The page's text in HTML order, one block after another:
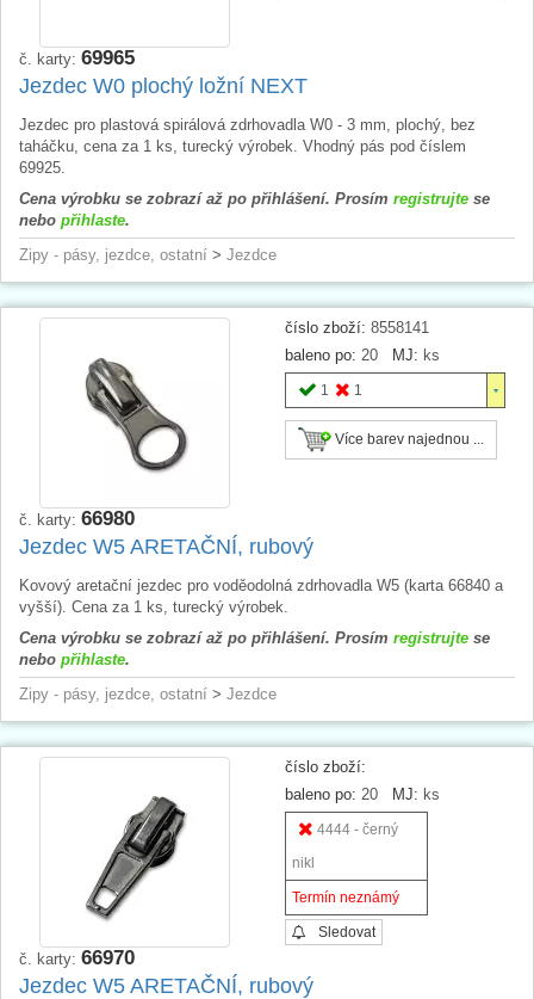
č. karty: 69965
Jezdec W0 plochý ložní NEXT
Jezdec pro plastová spirálová zdrhovadla W0 - 3 mm, plochý, bez
taháčku, cena za 1 ks, turecký výrobek. Vhodný pás pod číslem
69925.
Cena výrobku se zobrazí až po přihlášení. Prosím registrujte se
nebo přihlaste.
Zipy - pásy, jezdce, ostatní > Jezdce
číslo zboží: 8558141
baleno po: 20 MJ: ks
1 1
Více barev najednou ...
č. karty: 66980
Jezdec W5 ARETAČNÍ, rubový
Kovový aretační jezdec pro voděodolná zdrhovadla W5 (karta 66840 a
vyšší). Cena za 1 ks, turecký výrobek.
Cena výrobku se zobrazí až po přihlášení. Prosím registrujte se
nebo přihlaste.
Zipy - pásy, jezdce, ostatní > Jezdce
číslo zboží:
baleno po: 20 MJ: ks
4444 - černý
nikl
Termín neznámý
Sledovat
č. karty: 66970
Jezdec W5 ARETAČNÍ, rubový